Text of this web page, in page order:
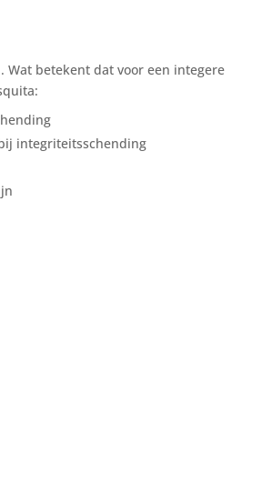
Wat betekent dat voor een integere
integriteitsschending